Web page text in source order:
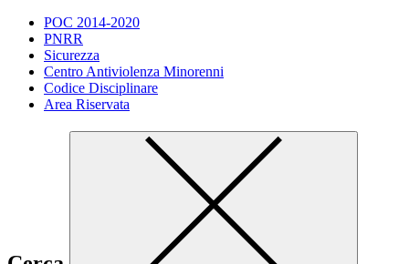
POC 2014-2020
PNRR
Sicurezza
Centro Antiviolenza Minorenni
Codice Disciplinare
Area Riservata